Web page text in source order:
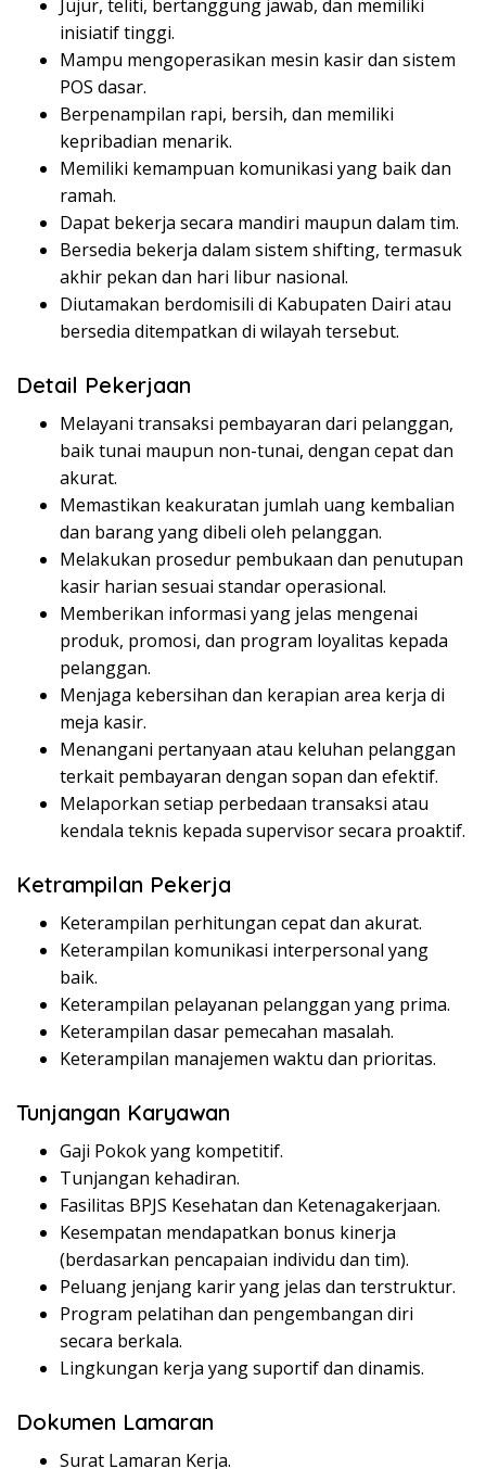
Jujur, teliti, bertanggung jawab, dan memiliki
inisiatif tinggi.
Mampu mengoperasikan mesin kasir dan sistem
POS dasar.
Berpenampilan rapi, bersih, dan memiliki
kepribadian menarik.
Memiliki kemampuan komunikasi yang baik dan
ramah.
Dapat bekerja secara mandiri maupun dalam tim.
Bersedia bekerja dalam sistem shifting, termasuk
akhir pekan dan hari libur nasional.
Diutamakan berdomisili di Kabupaten Dairi atau
bersedia ditempatkan di wilayah tersebut.
Detail Pekerjaan
Melayani transaksi pembayaran dari pelanggan,
baik tunai maupun non-tunai, dengan cepat dan
akurat.
Memastikan keakuratan jumlah uang kembalian
dan barang yang dibeli oleh pelanggan.
Melakukan prosedur pembukaan dan penutupan
kasir harian sesuai standar operasional.
Memberikan informasi yang jelas mengenai
produk, promosi, dan program loyalitas kepada
pelanggan.
Menjaga kebersihan dan kerapian area kerja di
meja kasir.
Menangani pertanyaan atau keluhan pelanggan
terkait pembayaran dengan sopan dan efektif.
Melaporkan setiap perbedaan transaksi atau
kendala teknis kepada supervisor secara proaktif.
Ketrampilan Pekerja
Keterampilan perhitungan cepat dan akurat.
Keterampilan komunikasi interpersonal yang
baik.
Keterampilan pelayanan pelanggan yang prima.
Keterampilan dasar pemecahan masalah.
Keterampilan manajemen waktu dan prioritas.
Tunjangan Karyawan
Gaji Pokok yang kompetitif.
Tunjangan kehadiran.
Fasilitas BPJS Kesehatan dan Ketenagakerjaan.
Kesempatan mendapatkan bonus kinerja
(berdasarkan pencapaian individu dan tim).
Peluang jenjang karir yang jelas dan terstruktur.
Program pelatihan dan pengembangan diri
secara berkala.
Lingkungan kerja yang suportif dan dinamis.
Dokumen Lamaran
Surat Lamaran Kerja.